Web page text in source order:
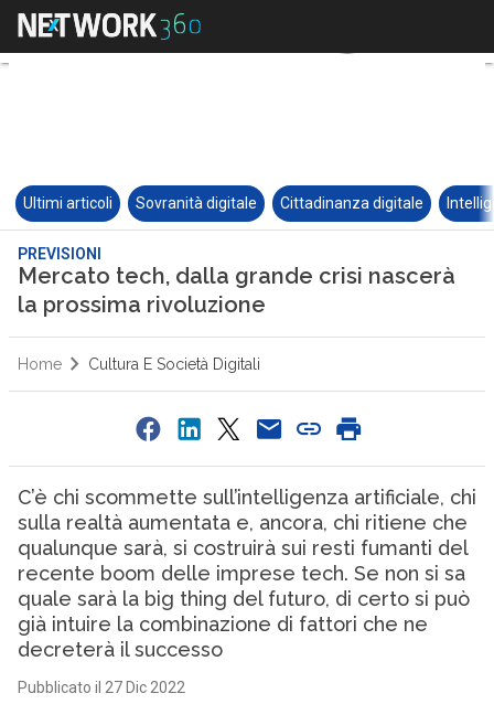
Ultimi articoli Sovranità digitale Cittadinanza digitale
PREVISIONI
Mercato tech, dalla grande crisi nascerà
la prossima rivoluzione
Home Cultura E Società Digitali
C’è chi scommette sull’intelligenza artificiale, chi
sulla realtà aumentata e, ancora, chi ritiene che
qualunque sarà, si costruirà sui resti fumanti del
recente boom delle imprese tech. Se non si sa
quale sarà la big thing del futuro, di certo si può
già intuire la combinazione di fattori che ne
decreterà il successo
Pubblicato il 27 Dic 2022